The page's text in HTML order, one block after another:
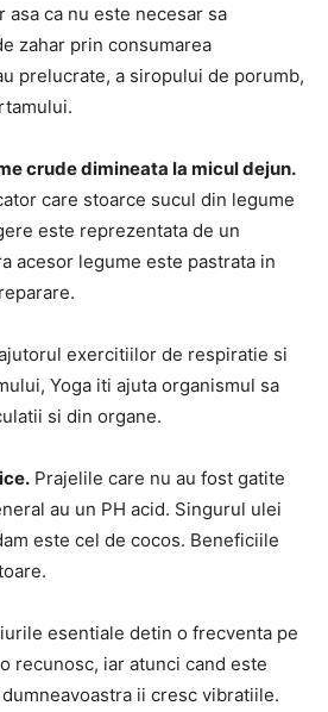
asa ca nu este necesar sa
zahar prin consumarea
prelucrate, a siropului de porumb,
crude dimineata la micul dejun.
care stoarce sucul din legume
este reprezentata de un
acesor legume este pastrata in
exercitiilor de respiratie si
Yoga iti ajuta organismul sa
si din organe.
Prajelile care nu au fost gatite
au un PH acid. Singurul ulei
este cel de cocos. Beneficiile
esentiale detin o frecventa pe
recunosc, iar atunci cand este
ii cresc vibratiile.